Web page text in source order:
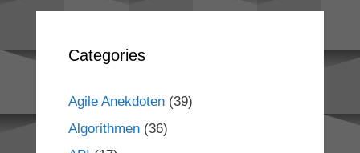
Categories
Agile Anekdoten(39)
Algorithmen(36)